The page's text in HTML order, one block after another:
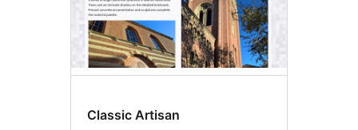
Classic Artisan